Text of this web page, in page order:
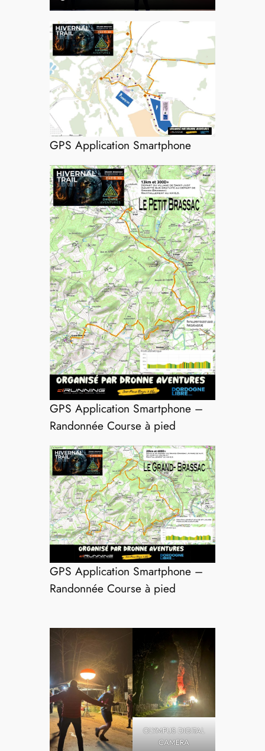
GPS Application Smartphone
GPS Application Smartphone –
Randonnée Course à pied
GPS Application Smartphone –
Randonnée Course à pied
OLYMPUS DIGITAL
CAMERA